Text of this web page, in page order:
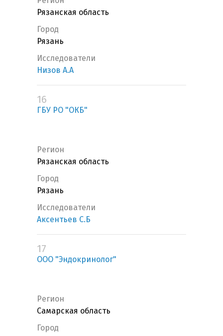
Рязанская область
Город
Рязань
Исследователи
Низов А.А
16
ГБУ РО "ОКБ"
Регион
Рязанская область
Город
Рязань
Исследователи
Аксентьев С.Б
17
ООО "Эндокринолог"
Регион
Самарская область
Город